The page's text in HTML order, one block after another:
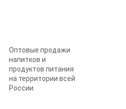
Оптовые продажи
напитков и
продуктов питания
на территории всей
России.